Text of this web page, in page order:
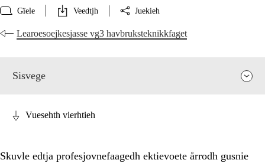
Gïele Veedtjh Juekieh
Learoesoejkesjasse vg3 havbruksteknikkfaget
Sisvege
Vuesehth vierhtieh
Skuvle edtja profesjovnefaagedh ektievoete årrodh gusnie